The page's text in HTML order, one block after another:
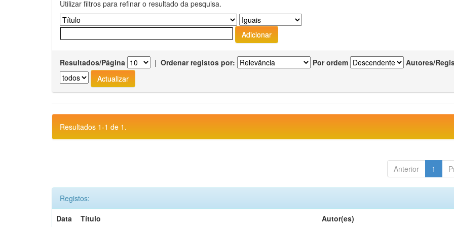
Utilizar filtros para refinar o resultado da pesquisa.
Resultados/Página | Ordenar registos por: Por ordem Autores/
Resultados 1-1 de 1.
Anterior 1
Registos:
Data
Título Autor(es)